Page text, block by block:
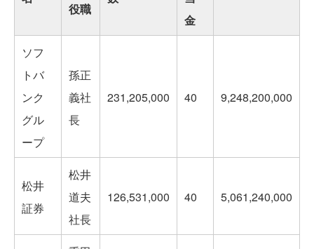
役職
金
ソフ
トバ
ンク
グル
ープ
孫正
義社
長
231,205,000 40 9,248,200,000
松井
証券
松井
道夫
社長
126,531,000 40 5,061,240,000